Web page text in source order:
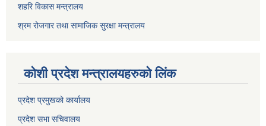
शहरि विकास मन्त्रालय
श्रम रोजगार तथा सामाजिक सुरक्षा मन्त्रालय
कोशी प्रदेश मन्त्रालयहरुको लिंक
प्रदेश प्रमुखको कार्यालय
प्रदेश सभा सचिवालय